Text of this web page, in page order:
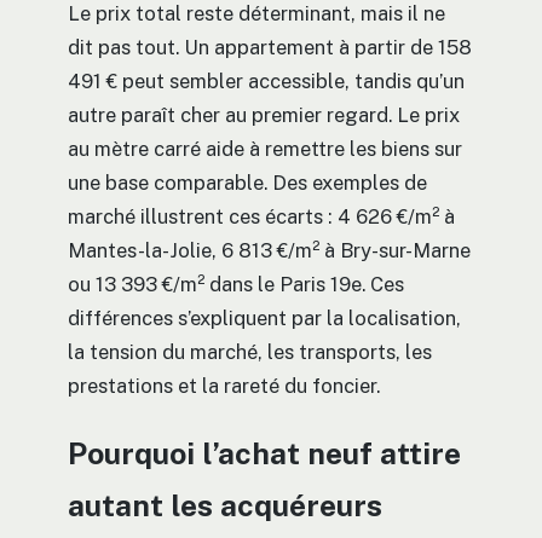
Le prix total reste déterminant, mais il ne
dit pas tout. Un appartement à partir de 158
491 € peut sembler accessible, tandis qu’un
autre paraît cher au premier regard. Le prix
au mètre carré aide à remettre les biens sur
une base comparable. Des exemples de
marché illustrent ces écarts : 4 626 €/m² à
Mantes-la-Jolie, 6 813 €/m² à Bry-sur-Marne
ou 13 393 €/m² dans le Paris 19e. Ces
différences s’expliquent par la localisation,
la tension du marché, les transports, les
prestations et la rareté du foncier.
Pourquoi l’achat neuf attire
autant les acquéreurs